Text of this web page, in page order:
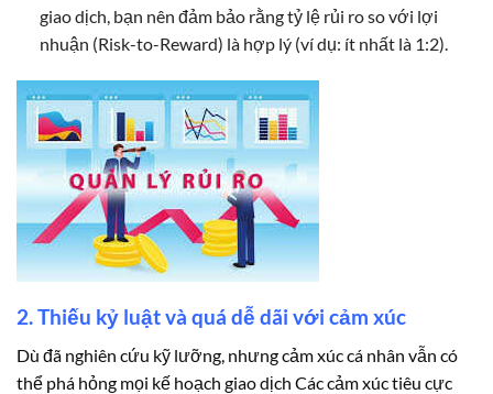
giao dịch, bạn nên đảm bảo rằng tỷ lệ rủi ro so với lợi
nhuận (Risk-to-Reward) là hợp lý (ví dụ: ít nhất là 1:2).
2. Thiếu kỷ luật và quá dễ dãi với cảm xúc
Dù đã nghiên cứu kỹ lưỡng, nhưng cảm xúc cá nhân vẫn có
thể phá hỏng mọi kế hoạch giao dịch Các cảm xúc tiêu cực